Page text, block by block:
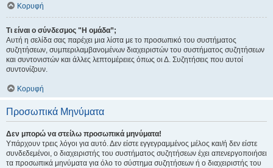
Κορυφή
Τι είναι ο σύνδεσμος "Η ομάδα”;
Αυτή η σελίδα σας παρέχει μια λίστα με το προσωπικό του συστήματος
συζητήσεων, συμπεριλαμβανομένων διαχειριστών του συστήματος συζητήσεων
και συντονιστών και άλλες λεπτομέρειες όπως οι Δ. Συζητήσεις που αυτοί
συντονίζουν.
Κορυφή
Προσωπικά Μηνύματα
Δεν μπορώ να στείλω προσωπικά μηνύματα!
Υπάρχουν τρεις λόγοι για αυτό. Δεν είστε εγγεγραμμένος μέλος και/ή δεν είστε
συνδεδεμένοι, ο διαχειριστής του συστήματος συζητήσεων έχει απενεργοποιήσει
τα προσωπικά μηνύματα για όλο το σύστημα συζητήσεων ή ο διαχειριστής του